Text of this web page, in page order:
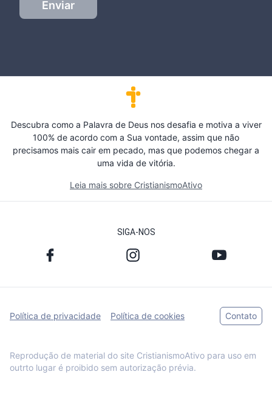
Enviar
Descubra como a Palavra de Deus nos desafia e motiva a viver
100% de acordo com a Sua vontade, assim que não
precisamos mais cair em pecado, mas que podemos chegar a
uma vida de vitória.
Leia mais sobre CristianismoAtivo
SIGA-NOS
Reprodução de material do site CristianismoAtivo para uso em
outrto lugar é proibido sem autorização prévia.
Política de privacidade Política de cookies Contato